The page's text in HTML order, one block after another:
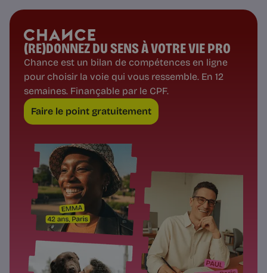
(RE)DONNEZ DU SENS À VOTRE VIE PRO
Chance est un bilan de compétences en ligne
pour choisir la voie qui vous ressemble. En 12
semaines. Finançable par le CPF.
Faire le point gratuitement